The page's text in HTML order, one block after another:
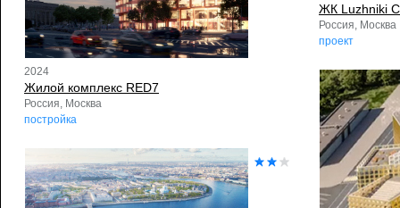
2024
Жилой комплекс RED7
Россия, Москва
постройка
ЖК Luzhniki
Россия, Москва
проект